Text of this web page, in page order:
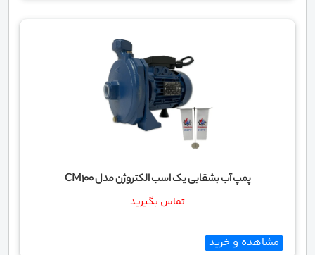
پمپ آب بشقابی یک اسب الکتروژن مدل CM100
تماس بگیرید
مشاهده و خرید